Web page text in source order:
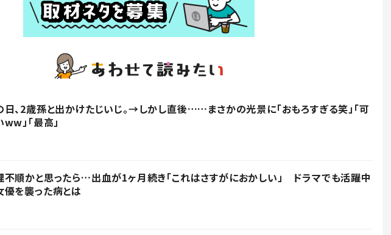
日、2歳孫と出かけたじいじ。→しかし直後……まさかの光景に「おもろすぎる笑」「可
」「最高」
不順かと思ったら…出血が1ヶ月続き「これはさすがにおかしい」 ドラマでも活躍中
優を襲った病とは